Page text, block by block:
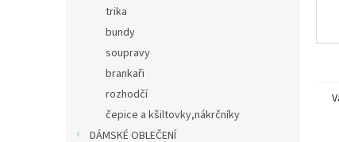
trika
bundy
soupravy
brankaři
rozhodčí
čepice a kšiltovky,nákrčníky
DÁMSKÉ OBLEČENÍ